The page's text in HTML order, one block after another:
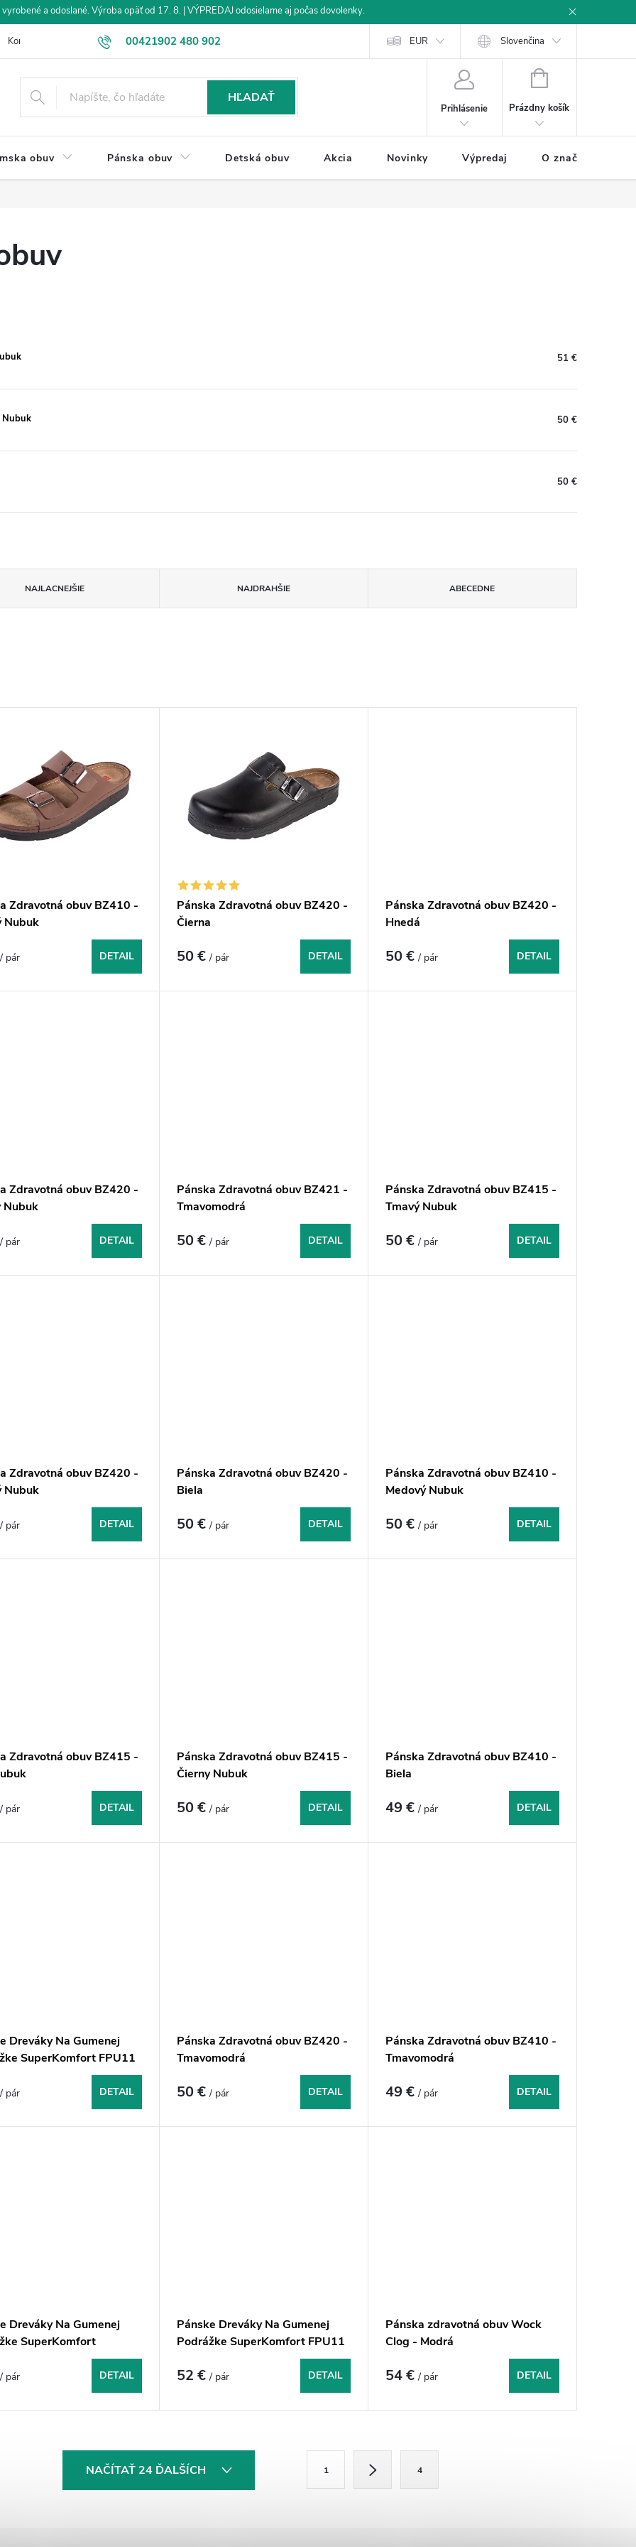
a odoslané. Výroba opäť od 17. 8. | VÝPREDAJ odosielame aj počas dovolenky.
00421902 480 902
eshop@drevakybuxa.sk
Kontakt Veľkoobchod Obchodné podmienky Ochrana osobných údajov Ako nakupovať
EUR Slovenčina
HĽADAŤ
Prihlásenie
NÁKUPNÝ
Prázdny košík
obuv Pánska obuv Detská obuv Akcia Novinky Výpredaj O značke BUXA
51 €
Nubuk 50 €
50 €
NAJLACNEJŠIE NAJDRAHŠIE ABECEDNE
Zdravotná obuv BZ410 -
Nubuk
/ pár DETAIL
Pánska Zdravotná obuv BZ420 -
Čierna
50 €/ pár DETAIL
Pánska Zdravotná obuv BZ420 -
Hnedá
50 €/ pár DETAIL
Zdravotná obuv BZ420 -
Nubuk
/ pár DETAIL
Pánska Zdravotná obuv BZ421 -
Tmavomodrá
50 €/ pár DETAIL
Pánska Zdravotná obuv BZ415 -
Tmavý Nubuk
50 €/ pár DETAIL
Zdravotná obuv BZ420 -
Nubuk
/ pár DETAIL
Pánska Zdravotná obuv BZ420 -
Biela
50 €/ pár DETAIL
Pánska Zdravotná obuv BZ410 -
Medový Nubuk
50 €/ pár DETAIL
Zdravotná obuv BZ415 -
/ pár DETAIL
Pánska Zdravotná obuv BZ415 -
Čierny Nubuk
50 €/ pár DETAIL
Pánska Zdravotná obuv BZ410 -
Biela
49 €/ pár DETAIL
Dreváky Na Gumenej
SuperKomfort FPU11
/ pár DETAIL
Pánska Zdravotná obuv BZ420 -
Tmavomodrá
50 €/ pár DETAIL
Pánska Zdravotná obuv BZ410 -
Tmavomodrá
49 €/ pár DETAIL
Dreváky Na Gumenej
SuperKomfort
/ pár DETAIL
Pánske Dreváky Na Gumenej
Podrážke SuperKomfort FPU11
52 €/ pár DETAIL
Pánska zdravotná obuv Wock
Clog - Modrá
54 €/ pár DETAIL
NAČÍTAŤ 24 ĎALŠÍCH 1 4